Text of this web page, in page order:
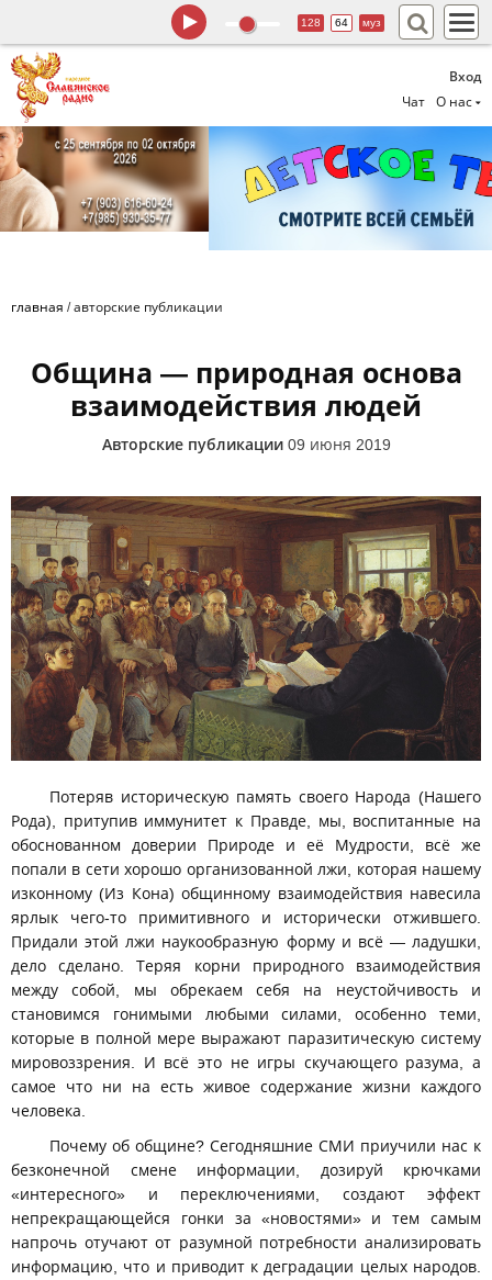
Вход
Чат
О нас
128 64 муз
главная /авторские публикации
Община — природная основа
взаимодействия людей
Авторские публикации 09 июня 2019
Потеряв историческую память своего Народа (Нашего
Рода), притупив иммунитет к Правде, мы, воспитанные на
обоснованном доверии Природе и её Мудрости, всё же
попали в сети хорошо организованной лжи, которая нашему
изконному (Из Кона) общинному взаимодействия навесила
ярлык чего-то примитивного и исторически отжившего.
Придали этой лжи наукообразную форму и всё — ладушки,
дело сделано. Теряя корни природного взаимодействия
между собой, мы обрекаем себя на неустойчивость и
становимся гонимыми любыми силами, особенно теми,
которые в полной мере выражают паразитическую систему
мировоззрения. И всё это не игры скучающего разума, а
самое что ни на есть живое содержание жизни каждого
человека.
Почему об общине? Сегодняшние СМИ приучили нас к
безконечной смене информации, дозируй крючками
«интересного» и переключениями, создают эффект
непрекращающейся гонки за «новостями» и тем самым
напрочь отучают от разумной потребности анализировать
информацию, что и приводит к деградации целых народов.